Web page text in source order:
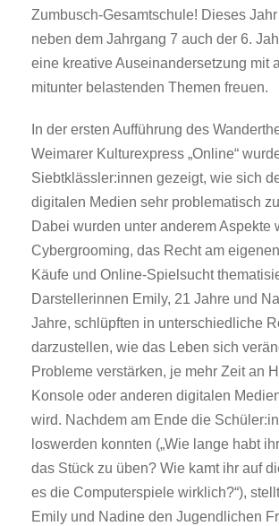
Zumbusch-Gesamtschule! Dieses
neben dem Jahrgang 7 auch der 6.
eine kreative Auseinandersetzung mit
mitunter belastenden Themen freuen.
In der ersten Aufführung des
Weimarer Kulturexpress „Online“
Siebtklässler:innen gezeigt, wie sich
digitalen Medien sehr problematisch
Dabei wurden unter anderem Aspekte
Cybergrooming, das Recht am
Käufe und Online-Spielsucht
Darstellerinnen Emily, 21 Jahre und
Jahre, schlüpften in unterschiedliche
darzustellen, wie das Leben sich
Probleme verstärken, je mehr Zeit an
Konsole oder anderen digitalen
wird. Nachdem am Ende die
loswerden konnten („Wie lange habt
das Stück zu üben? Wie kamt ihr auf
es die Computerspiele wirklich?“),
Emily und Nadine den Jugendlichen